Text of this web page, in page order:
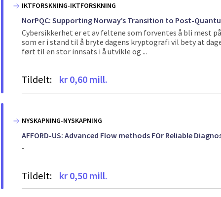
IKTFORSKNING-IKTFORSKNING
NorPQC: Supporting Norway’s Transition to Post-
Cybersikkerhet er et av feltene som forventes å bli mest
som er i stand til å bryte dagens kryptografi vil bety at
ført til en stor innsats i å utvikle og ...
Tildelt: kr 0,60 mill.
NYSKAPNING-NYSKAPNING
AFFORD-US: Advanced Flow methods FOr Reliable
-
Tildelt: kr 0,50 mill.